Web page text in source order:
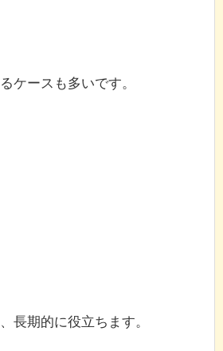
ケースも多いです。
長期的に役立ちます。